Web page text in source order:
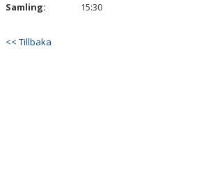
Samling:
15:30
<< Tillbaka